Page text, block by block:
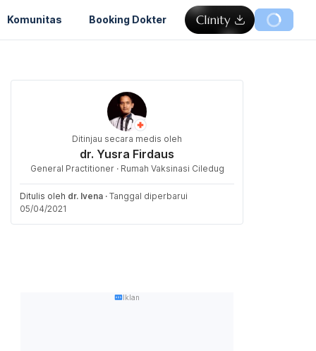
Komunitas Booking Dokter
Ditinjau secara medis oleh
dr. Yusra Firdaus
General Practitioner · Rumah Vaksinasi Ciledug
Ditulis oleh dr. Ivena · Tanggal diperbarui
05/04/2021
Iklan